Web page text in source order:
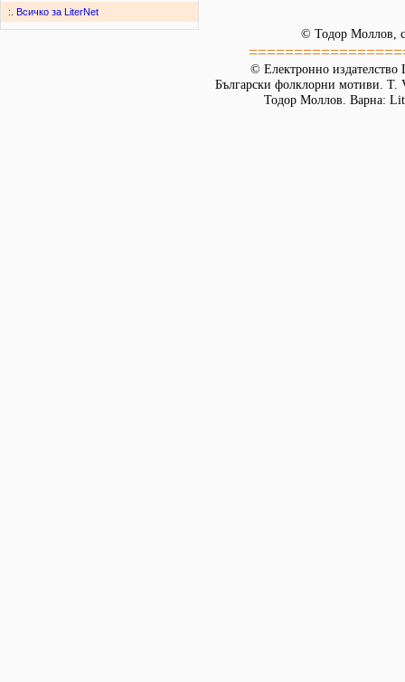
:. Всичко за LiterNet
© Тодор Моллов,
© Електронно издателство
Български фолклорни мотиви.
Тодор Моллов. Варна: